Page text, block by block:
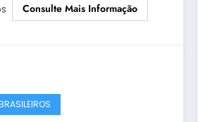
Consulte Mais Informação